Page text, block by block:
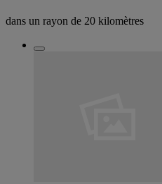
dans un rayon de 20 kilomètres